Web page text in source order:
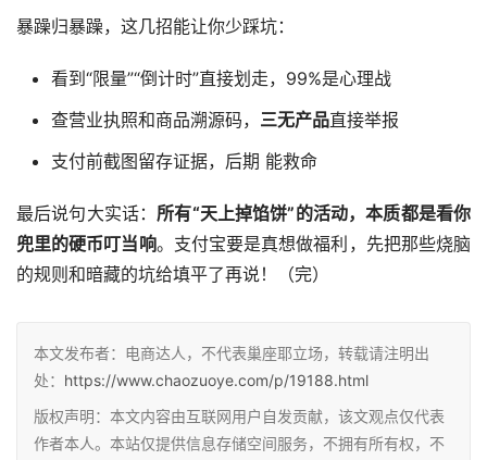
暴躁归暴躁，这几招能让你少踩坑：
看到“限量”“倒计时”直接划走，99%是心理战
查营业执照和商品溯源码， 三无产品直接举报
支付前截图留存证据，后期 能救命
最后说句大实话：所有“天上掉馅饼”的活动，本质都是看你
兜里的硬币叮当响。支付宝要是真想做福利，先把那些烧脑
的规则和暗藏的坑给填平了再说！（完）
本文发布者：电商达人，不代表巢座耶立场，转载请注明出
处： https://www.chaozuoye.com/p/19188.html
版权声明：本文内容由互联网用户自发贡献，该文观点仅代表
作者本人。本站仅提供信息存储空间服务，不拥有所有权，不